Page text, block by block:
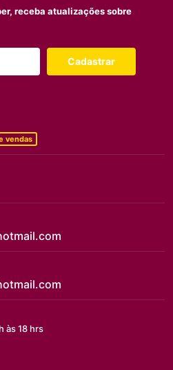
receba atualizações sobre
Cadastrar
vendas
às 18 hrs